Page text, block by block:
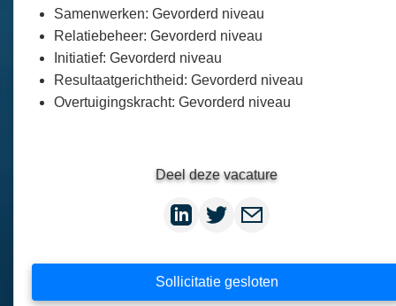
Samenwerken: Gevorderd niveau
Relatiebeheer: Gevorderd niveau
Initiatief: Gevorderd niveau
Resultaatgerichtheid: Gevorderd niveau
Overtuigingskracht: Gevorderd niveau
Deel deze vacature
Sollicitatie gesloten